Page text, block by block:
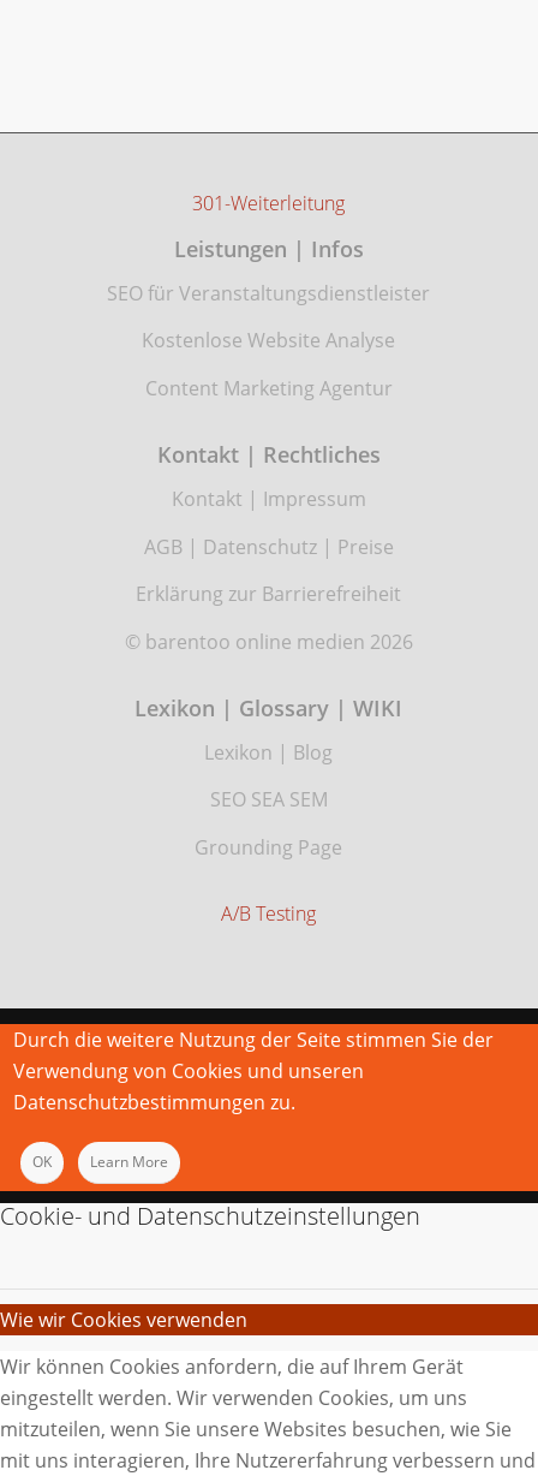
301-Weiterleitung
Leistungen | Infos
SEO für Veranstaltungsdienstleister
Kostenlose Website Analyse
Content Marketing Agentur
Kontakt | Rechtliches
Kontakt | Impressum
AGB| Datenschutz| Preise
Erklärung zur Barrierefreiheit
© barentoo online medien 2026
Lexikon | Glossary | WIKI
Lexikon | Blog
SEO SEA SEM
Grounding Page
A/B Testing
Durch die weitere Nutzung der Seite stimmen Sie der
Verwendung von Cookies und unseren
Datenschutzbestimmungen zu.
OK Learn More
Cookie- und Datenschutzeinstellungen
Wie wir Cookies verwenden
Wir können Cookies anfordern, die auf Ihrem Gerät
eingestellt werden. Wir verwenden Cookies, um uns
mitzuteilen, wenn Sie unsere Websites besuchen, wie Sie
mit uns interagieren, Ihre Nutzererfahrung verbessern und